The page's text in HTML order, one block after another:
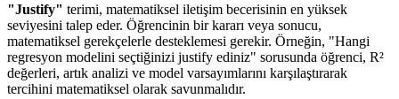
"Justify" terimi, matematiksel iletişim becerisinin en yüksek
seviyesini talep eder. Öğrencinin bir kararı veya sonucu,
matematiksel gerekçelerle desteklemesi gerekir. Örneğin, "Hangi
regresyon modelini seçtiğinizi justify ediniz" sorusunda öğrenci, R²
değerleri, artık analizi ve model varsayımlarını karşılaştırarak
tercihini matematiksel olarak savunmalıdır.